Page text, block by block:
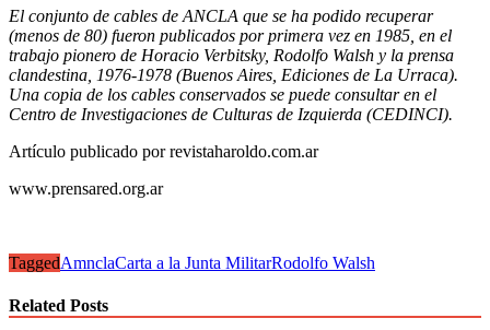
El conjunto de cables de ANCLA que se ha podido recuperar
(menos de 80) fueron publicados por primera vez en 1985, en el
trabajo pionero de Horacio Verbitsky, Rodolfo Walsh y la prensa
clandestina, 1976-1978 (Buenos Aires, Ediciones de La Urraca).
Una copia de los cables conservados se puede consultar en el
Centro de Investigaciones de Culturas de Izquierda (CEDINCI).
Artículo publicado por revistaharoldo.com.ar
www.prensared.org.ar
TaggedAmnclaCarta a la Junta MilitarRodolfo Walsh
Related Posts